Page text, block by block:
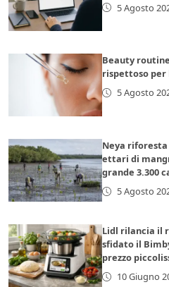
5 Agosto
Beauty
rispettoso per
5 Agosto
Neya riforesta
ettari di
grande 3.300
5 Agosto
Lidl rilancia il
sfidato il
prezzo
10 Giugno